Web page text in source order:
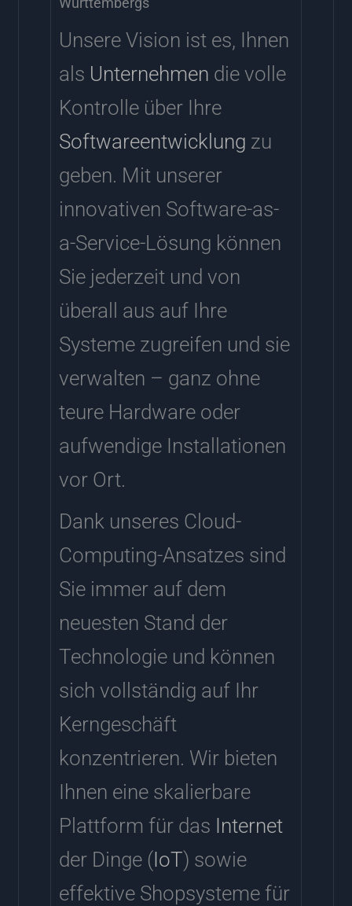
Unsere Vision ist es, Ihnen
als Unternehmen die volle
Kontrolle über Ihre
Softwareentwicklung zu
geben. Mit unserer
innovativen Software-as-
a-Service-Lösung können
Sie jederzeit und von
überall aus auf Ihre
Systeme zugreifen und sie
verwalten – ganz ohne
teure Hardware oder
aufwendige Installationen
vor Ort.
Dank unseres Cloud-
Computing-Ansatzes sind
Sie immer auf dem
neuesten Stand der
Technologie und können
sich vollständig auf Ihr
Kerngeschäft
konzentrieren. Wir bieten
Ihnen eine skalierbare
Plattform für das Internet
der Dinge (IoT) sowie
effektive Shopsysteme für